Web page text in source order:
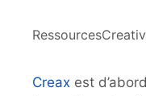
Creax est